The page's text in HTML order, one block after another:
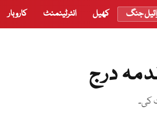
جنگ کھیل انٹرٹینمنٹ کاروبار
درج
کی۔